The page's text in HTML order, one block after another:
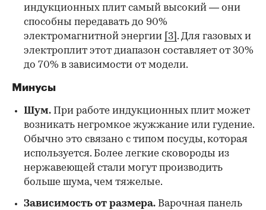
индукционных плит самый высокий — они
способны передавать до 90%
электромагнитной энергии
[3] . Для газовых и
электроплит этот диапазон составляет от 30%
до 70% в зависимости от модели.
Минусы
Шум. При работе индукционных плит может
возникать негромкое жужжание или гудение.
Обычно это связано с типом посуды, которая
используется. Более легкие сковороды из
нержавеющей стали могут производить
больше шума, чем тяжелые.
Зависимость от размера. Варочная панель